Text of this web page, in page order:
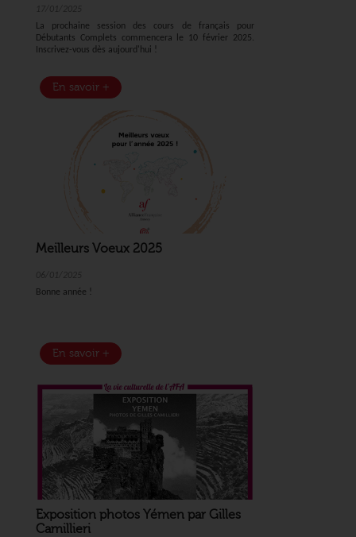
17/01/2025
La prochaine session des cours de français pour
Débutants Complets commencera le 10 février 2025.
Inscrivez-vous dès aujourd'hui !
En savoir +
Meilleurs Voeux 2025
06/01/2025
Bonne année !
En savoir +
Exposition photos Yémen par Gilles
Camillieri